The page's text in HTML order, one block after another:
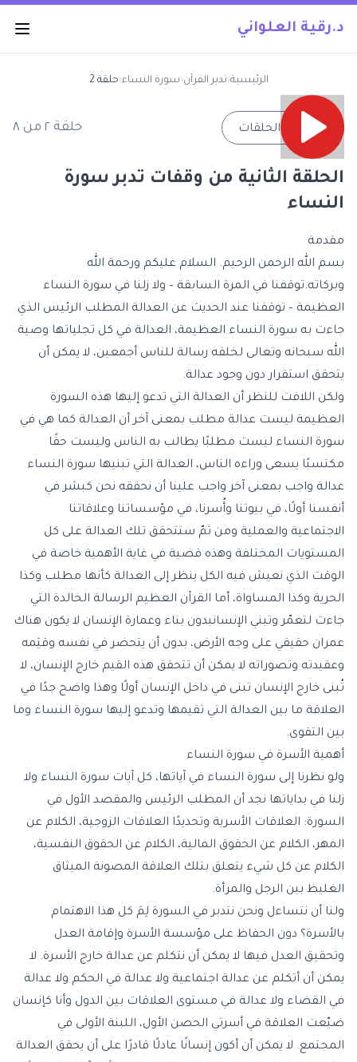
د.رقية العلواني
الرئيسية‹تدبر القرآن‹سورة النساء‹حلقة 2
→ جميع الحلقات حلقة ٢ من ٨
الحلقة الثانية من وقفات تدبر سورة
النساء
مقدمة
بسم الله الرحمن الرحيم. السلام عليكم ورحمة الله
وبركاته.توقفنا في المرة السابقة – ولا زلنا في سورة النساء
العظيمة – توقفنا عند الحديث عن العدالة المطلب الرئيس الذي
جاءت به سورة النساء العظيمة، العدالة في كل تجلياتها وصية
الله سبحانه وتعالى لخلقه رسالة للناس أجمعين، لا يمكن أن
يتحقق استقرار دون وجود عدالة.
ولكن اللافت للنظر أن العدالة التي تدعو إليها هذه السورة
العظيمة ليست عدالة مطلب بمعنى آخر أن العدالة كما هي في
سورة النساء ليست مطلبًا يطالب به الناس وليست حقًا
مكتسبًا يسعى وراءه الناس، العدالة التي تبنيها سورة النساء
عدالة واجب بمعنى آخر واجب علينا أن نحققه نحن كبشر في
أنفسنا أولًا، في بيوتنا وأُسرنا، في مؤسساتنا وعلاقاتنا
الاجتماعية والعملية ومن ثمّ ستتحقق تلك العدالة على كل
المستويات المختلفة وهذه قضية في غاية الأهمية خاصة في
الوقت الذي نعيش فيه الكل ينظر إلى العدالة كأنها مطلب وكذا
الحرية وكذا المساواة، أما القرآن العظيم الرسالة الخالدة التي
جاءت لتعمّر وتبني الإنسانبدون بناء وعمارة الإنسان لا يكون هناك
عمران حقيقي على وجه الأرض، بدون أن يتحضر في نفسه وقيَمه
وعقيدته وتصوراته لا يمكن أن تتحقق هذه القيم خارج الإنسان، لا
تُبنى خارج الإنسان تبنى في داخل الإنسان أولًا وهذا واضح جدًا في
العلاقة ما بين العدالة التي تقيمها وتدعو إليها سورة النساء وما
بين التقوى.
أهمية الأسرة في سورة النساء
ولو نظرنا إلى سورة النساء في آياتها، كل آيات سورة النساء ولا
زلنا في بداياتها نجد أن المطلب الرئيس والمقصد الأول في
السورة: العلاقات الأسرية وتحديدًا العلاقات الزوجية، الكلام عن
المهر، الكلام عن الحقوق المالية، الكلام عن الحقوق النفسية،
الكلام عن كل شيء يتعلق بتلك العلاقة المصونة الميثاق
الغليظ بين الرجل والمرأة.
ولنا أن نتساءل ونحن نتدبر في السورة لِمَ كل هذا الاهتمام
بالأسرة؟ دون الحفاظ على مؤسسة الأسرة وإقامة العدل
وتحقيق العدل فيها لا يمكن أن نتكلم عن عدالة خارج الأسرة. لا
يمكن أن أتكلم عن عدالة اجتماعية ولا عدالة في الحكم ولا عدالة
في القضاء ولا عدالة في مستوى العلاقات بين الدول وأنا كإنسان
ضيّعت العلاقة في أسرتي الحصن الأول، اللبنة الأولى في
المجتمع. لا يمكن أن أكون إنسانًا عادلًا قادرًا على أن يحقق العدالة